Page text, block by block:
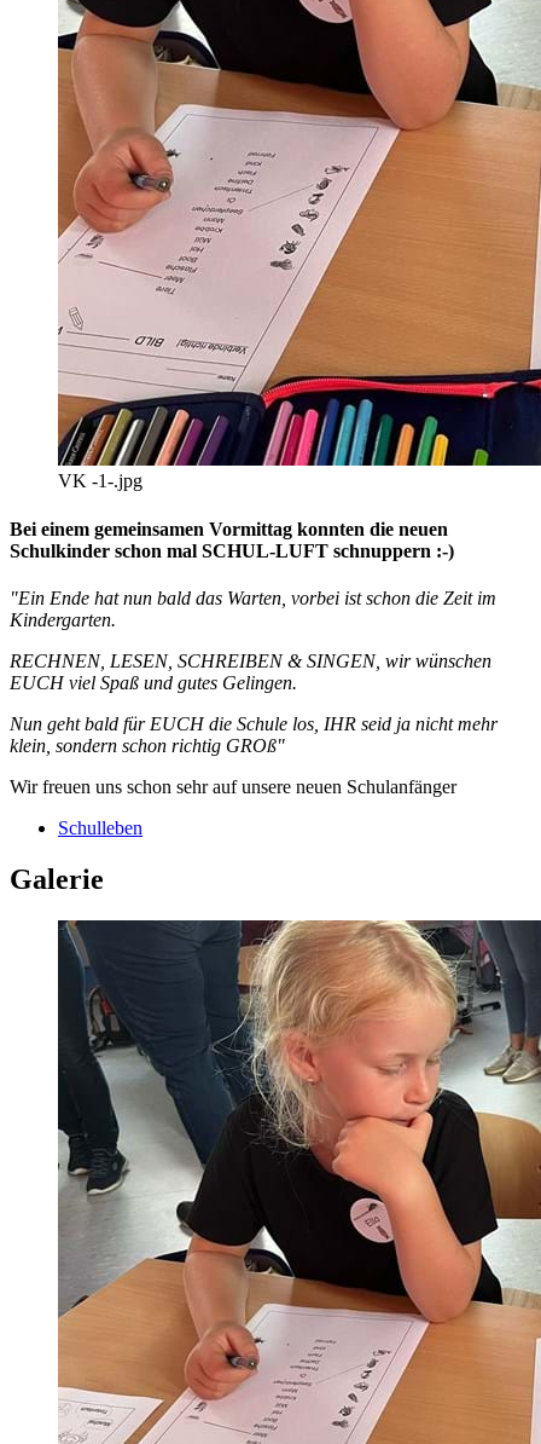
VK -1-.jpg
Bei einem gemeinsamen Vormittag konnten die neuen
Schulkinder schon mal SCHUL-LUFT schnuppern :-)
"Ein Ende hat nun bald das Warten, vorbei ist schon die Zeit im
Kindergarten.
RECHNEN, LESEN, SCHREIBEN & SINGEN, wir wünschen
EUCH viel Spaß und gutes Gelingen.
Nun geht bald für EUCH die Schule los, IHR seid ja nicht mehr
klein, sondern schon richtig GROß"
Wir freuen uns schon sehr auf unsere neuen Schulanfänger
Schulleben
Galerie